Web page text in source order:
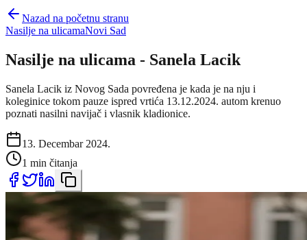
Nazad na početnu stranu
Nasilje na ulicamaNovi Sad
Nasilje na ulicama - Sanela Lacik
Sanela Lacik iz Novog Sada povređena je kada je na nju i
koleginice tokom pauze ispred vrtića 13.12.2024. autom krenuo
poznati nasilni navijač i vlasnik kladionice.
13. Decembar 2024.
1 min čitanja